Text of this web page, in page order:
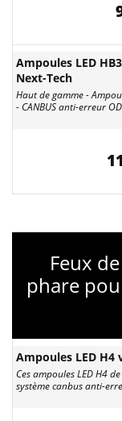
Ampoules LED
Next-Tech
Haut de gamme -
- CANBUS anti-erreur
Feux
phare
Ampoules LED
Ces ampoules LED H4
système canbus anti-